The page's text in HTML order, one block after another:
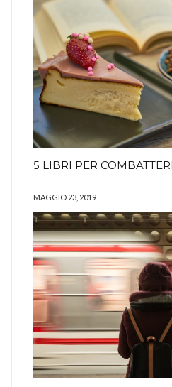
5 LIBRI PER
MAGGIO 23, 2019